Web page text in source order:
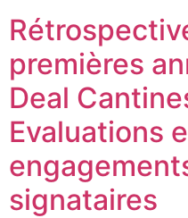
premières
Deal
Evaluations
signataires